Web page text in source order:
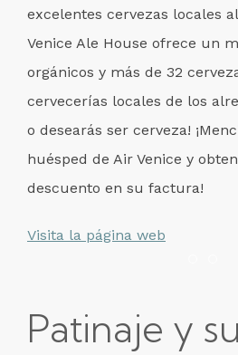
excelentes cervezas locales
Venice Ale House ofrece un
orgánicos y más de 32
cervecerías locales de los
o desearás ser cerveza!
huésped de Air Venice y
descuento en su factura!
Visita la página web
Patinaje y